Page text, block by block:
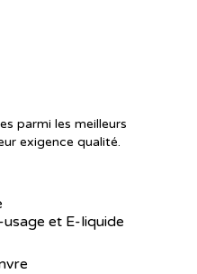
parmi les meilleurs
exigence qualité.
et E-liquide